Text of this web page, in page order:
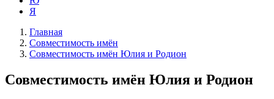
Я
Главная
Совместимость имён
Совместимость имён Юлия и Родион
Совместимость имён Юлия и Родион